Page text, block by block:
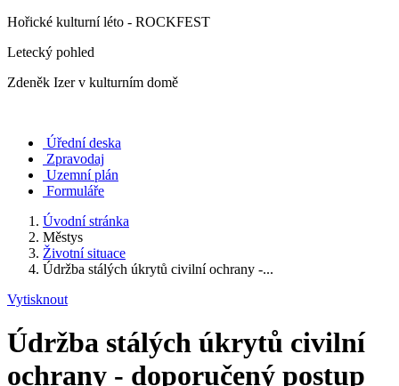
Hořické kulturní léto - ROCKFEST
Letecký pohled
Zdeněk Izer v kulturním domě
Úřední deska
Zpravodaj
Uzemní plán
Formuláře
Úvodní stránka
Městys
Životní situace
Údržba stálých úkrytů civilní ochrany -...
Vytisknout
Údržba stálých úkrytů civilní
ochrany - doporučený postup